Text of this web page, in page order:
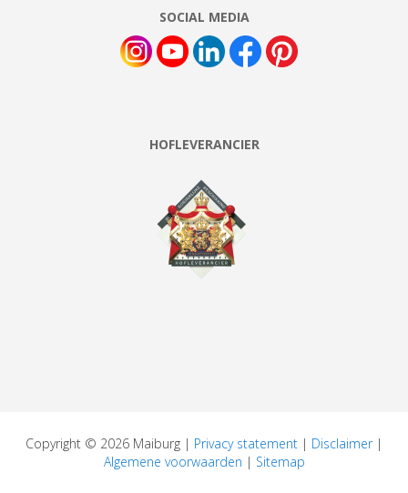
SOCIAL MEDIA
HOFLEVERANCIER
Copyright © 2026 Maiburg | Privacy statement | Disclaimer|
Algemene voorwaarden | Sitemap